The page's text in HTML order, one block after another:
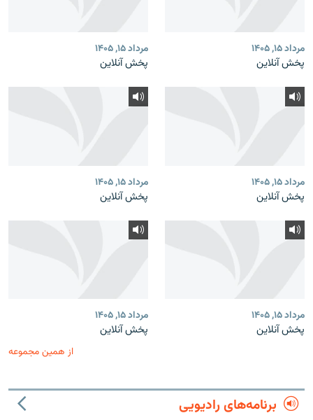
مرداد ۱۵, ۱۴۰۵
پخش آنلاین
مرداد ۱۵, ۱۴۰۵
پخش آنلاین
مرداد ۱۵, ۱۴۰۵
پخش آنلاین
مرداد ۱۵, ۱۴۰۵
پخش آنلاین
مرداد ۱۵, ۱۴۰۵
پخش آنلاین
مرداد ۱۵, ۱۴۰۵
پخش آنلاین
از همین مجموعه
برنامه‌های رادیویی